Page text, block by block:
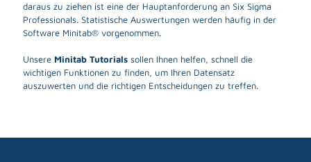
daraus zu ziehen ist eine der Hauptanforderung an Six Sigma
Professionals. Statistische Auswertungen werden häufig in der
Software Minitab® vorgenommen.
Unsere Minitab Tutorials sollen Ihnen helfen, schnell die
wichtigen Funktionen zu finden, um Ihren Datensatz
auszuwerten und die richtigen Entscheidungen zu treffen.